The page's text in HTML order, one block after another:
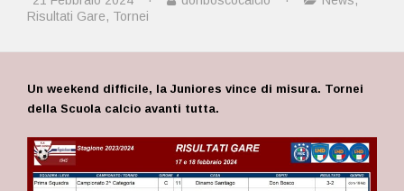
Risultati Gare, Tornei
Un weekend difficile, la Juniores vince di misura. Tornei
della Scuola calcio avanti tutta.